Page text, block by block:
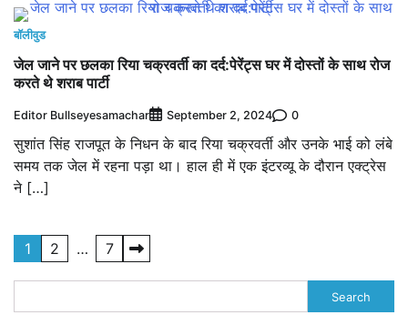
बॉलीवुड
जेल जाने पर छलका रिया चक्रवर्ती का दर्द:पेरेंट्स घर में दोस्तों के साथ रोज
करते थे शराब पार्टी
Editor Bullseyesamachar September 2, 2024 0
सुशांत सिंह राजपूत के निधन के बाद रिया चक्रवर्ती और उनके भाई को लंबे
समय तक जेल में रहना पड़ा था। हाल ही में एक इंटरव्यू के दौरान एक्ट्रेस
ने […]
Posts
pagination
1 2 … 7
Search